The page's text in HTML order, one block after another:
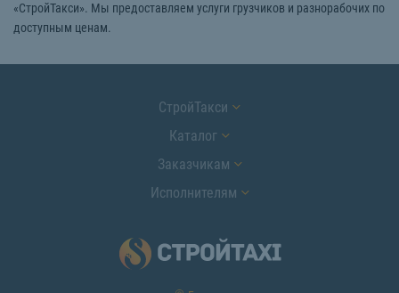
«СтройТакси». Мы предоставляем услуги грузчиков и разнорабочих по
доступным ценам.
СтройТакси
Каталог
Заказчикам
Исполнителям